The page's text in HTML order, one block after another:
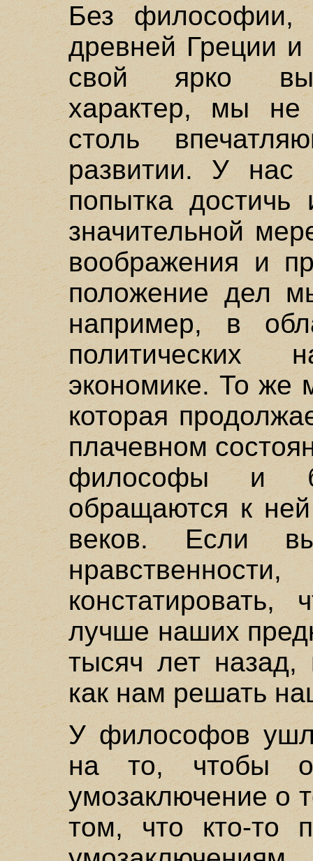
Без философии,
древней Греции и
свой ярко
характер, мы не
столь
развитии. У
попытка
значительной
воображения и
положение дел
например, в
политических
экономике. То же
которая
плачевном
философы и
обращаются к
веков. Если
лучше наших
тысяч лет
как нам решать
У философов
на то, чтобы
умозаключение о
том, что кто-то